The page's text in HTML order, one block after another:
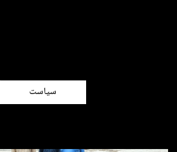
سیاست